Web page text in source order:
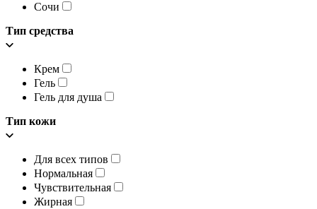
Сочи
Тип средства
Крем
Гель
Гель для душа
Тип кожи
Для всех типов
Нормальная
Чувствительная
Жирная